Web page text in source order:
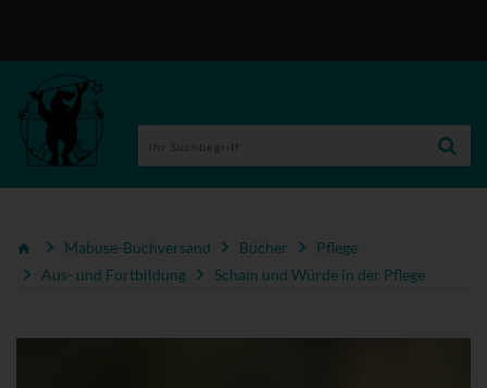
Mabuse-Buchversand Bücher
Pflege
Aus- und Fortbildung
Scham und Würde in der Pflege